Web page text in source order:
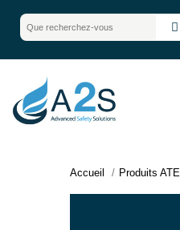
Accueil Produits